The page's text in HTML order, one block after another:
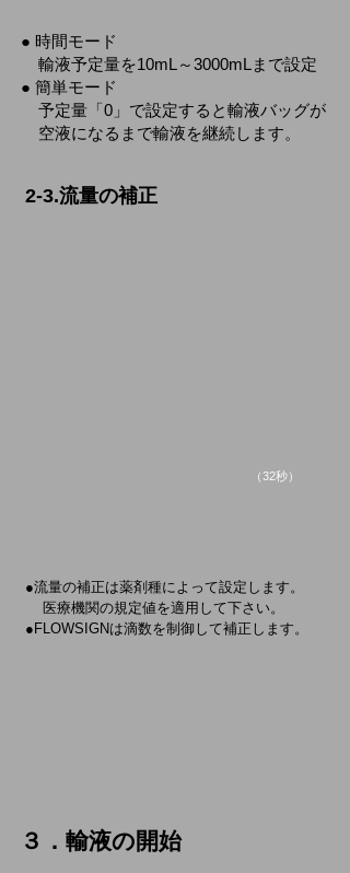
● 時間モード
輸液予定量を10mL～3000mLまで設定
● 簡単モード
予定量「0」で設定すると輸液バッグが
空液になるまで輸液を継続します。
2-3.流量の補正
​（32秒）
●流量の補正は薬剤種によって設定します。
医療機関の規定値を適用して下さい。
●FLOWSIGNは滴数を制御して補正します。
３．輸液の開始